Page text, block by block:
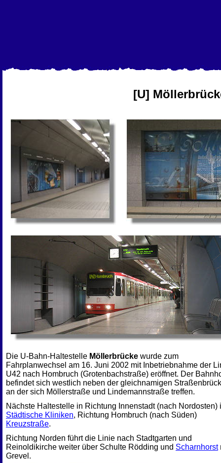
[U]
Die U-Bahn-Haltestelle Möllerbrücke wurde zum
Fahrplanwechsel am 16. Juni 2002 mit Inbetriebnahme der
U42 nach Hombruch (Grotenbachstraße) eröffnet. Der
befindet sich westlich neben der gleichnamigen
an der sich Möllerstraße und Lindemannstraße treffen.
Nächste Haltestelle in Richtung Innenstadt (nach Nordosten)
Städtische Kliniken, Richtung Hombruch (nach Süden)
Kreuzstraße.
Richtung Norden führt die Linie nach Stadtgarten und
Reinoldikirche weiter über Schulte Rödding und Scharnhorst
Grevel.